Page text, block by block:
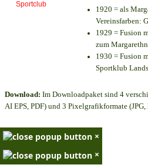
1920 = als
Vereinsfarben:
1929 = Fusion
zum
1930 = Fusion
Sportklub
Download: Im Downloadpaket sind 4
AI EPS, PDF) und 3 Pixelgrafikformate
×
×